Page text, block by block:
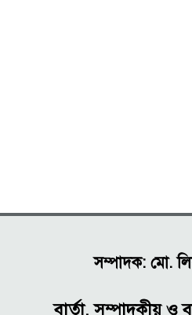
সম্পাদক: মো.
বার্তা, সম্পাদকীয় ও